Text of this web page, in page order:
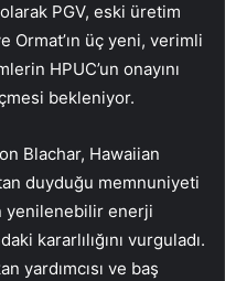
PGV, eski üretim
Ormat’ın üç yeni, verimli
HPUC’un onayını
bekleniyor.
Blachar, Hawaiian
duyduğu memnuniyeti
yenilenebilir enerji
kararlılığını vurguladı.
yardımcısı ve baş